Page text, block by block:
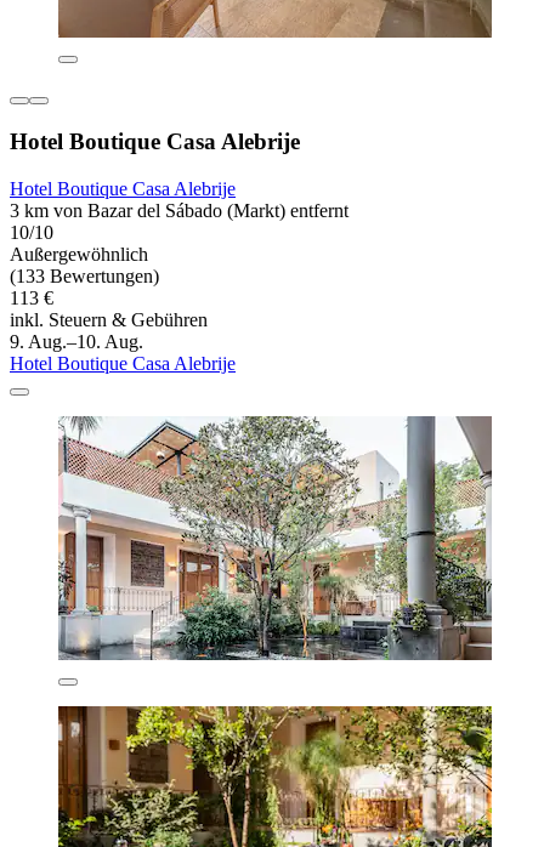
Hotel Boutique Casa Alebrije
Hotel Boutique Casa Alebrije
3 km von Bazar del Sábado (Markt) entfernt
10/10
Außergewöhnlich
(133 Bewertungen)
113 €
inkl. Steuern & Gebühren
9. Aug.–10. Aug.
Hotel Boutique Casa Alebrije